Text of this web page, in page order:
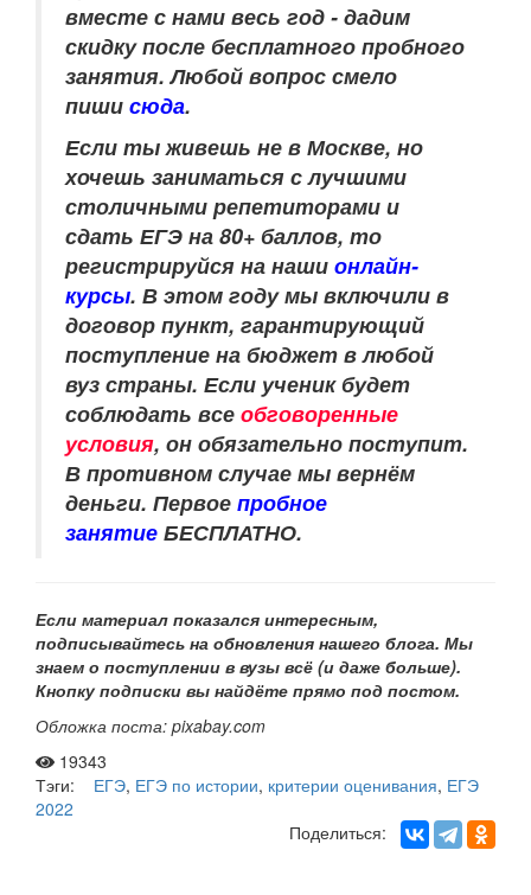
вместе с нами весь год - дадим
скидку после бесплатного пробного
занятия. Любой вопрос смело
пиши сюда.
Если ты живешь не в Москве, но
хочешь заниматься с лучшими
столичными репетиторами и
сдать ЕГЭ на 80+ баллов, то
регистрируйся на наши онлайн-
курсы. В этом году мы включили в
договор пункт, гарантирующий
поступление на бюджет в любой
вуз страны. Если ученик будет
соблюдать все обговоренные
условия, он обязательно поступит.
В противном случае мы вернём
деньги. Первое пробное
занятие БЕСПЛАТНО.
Если материал показался интересным,
подписывайтесь на обновления нашего блога. Мы
знаем о поступлении в вузы всё (и даже больше).
Кнопку подписки вы найдёте прямо под постом.
Обложка поста: pixabay.com
19343
Тэги:
ЕГЭ, ЕГЭ по истории, критерии оценивания, ЕГЭ
2022
Поделиться: